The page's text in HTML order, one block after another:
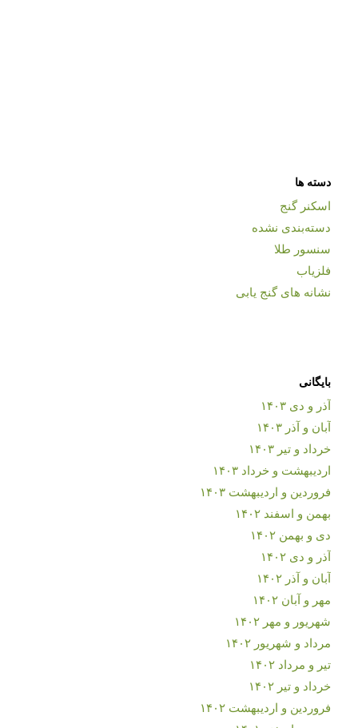
دسته ها
اسکنر گنج
دسته‌بندی نشده
سنسور طلا
فلزیاب
نشانه های گنج یابی
بایگانی
آذر و دی ۱۴۰۳
آبان و آذر ۱۴۰۳
خرداد و تیر ۱۴۰۳
اردیبهشت و خرداد ۱۴۰۳
فروردین و اردیبهشت ۱۴۰۳
بهمن و اسفند ۱۴۰۲
دی و بهمن ۱۴۰۲
آذر و دی ۱۴۰۲
آبان و آذر ۱۴۰۲
مهر و آبان ۱۴۰۲
شهریور و مهر ۱۴۰۲
مرداد و شهریور ۱۴۰۲
تیر و مرداد ۱۴۰۲
خرداد و تیر ۱۴۰۲
فروردین و اردیبهشت ۱۴۰۲